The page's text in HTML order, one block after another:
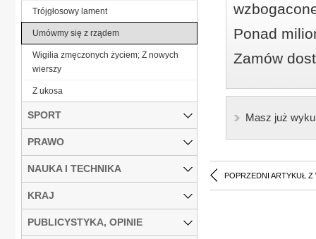
Ponad
Zamów
Masz już
POPRZEDNI ARTYKUŁ Z
Trójgłosowy lament
Umówmy się z rządem
Wigilia zmęczonych życiem; Z nowych
wierszy
Z ukosa
SPORT
PRAWO
NAUKA I TECHNIKA
KRAJ
PUBLICYSTYKA, OPINIE